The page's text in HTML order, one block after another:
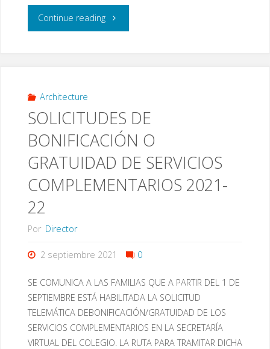
MARTES
Continue reading"SOBRE
PARTE
DE
LA
BECAS
Architecture
SOLICITUDES DE
BONIFICACIÓN O
GRATUIDAD DE SERVICIOS
COMPLEMENTARIOS 2021-
22
Por Director
2 septiembre 2021 0
SE COMUNICA A LAS FAMILIAS QUE A PARTIR DEL 1 DE
SEPTIEMBRE ESTÁ HABILITADA LA SOLICITUD
TELEMÁTICA DEBONIFICACIÓN/GRATUIDAD DE LOS
SERVICIOS COMPLEMENTARIOS EN LA SECRETARÍA
VIRTUAL DEL COLEGIO. LA RUTA PARA TRAMITAR DICHA